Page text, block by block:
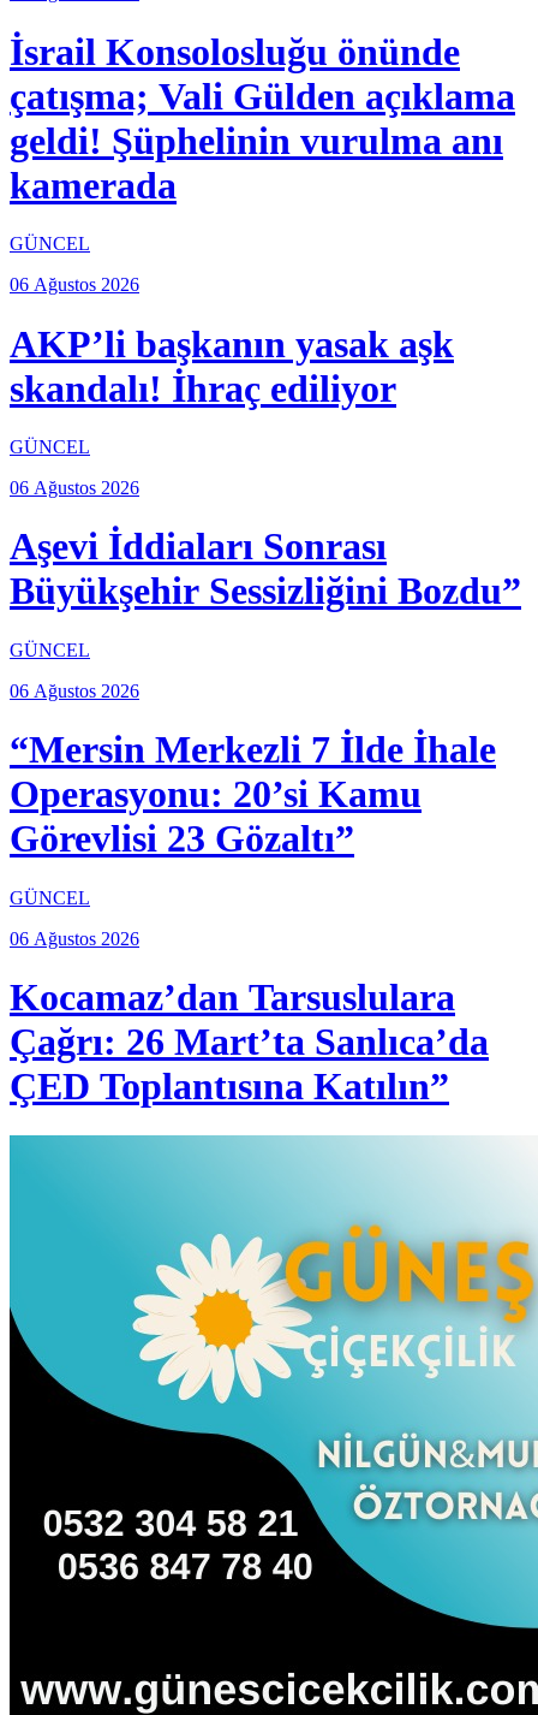
İsrail Konsolosluğu önünde
çatışma; Vali Gülden açıklama
geldi! Şüphelinin vurulma anı
kamerada
GÜNCEL
06 Ağustos 2026
AKP’li başkanın yasak aşk
skandalı! İhraç ediliyor
GÜNCEL
06 Ağustos 2026
Aşevi İddiaları Sonrası
Büyükşehir Sessizliğini Bozdu”
GÜNCEL
06 Ağustos 2026
“Mersin Merkezli 7 İlde İhale
Operasyonu: 20’si Kamu
Görevlisi 23 Gözaltı”
GÜNCEL
06 Ağustos 2026
Kocamaz’dan Tarsuslulara
Çağrı: 26 Mart’ta Sanlıca’da
ÇED Toplantısına Katılın”